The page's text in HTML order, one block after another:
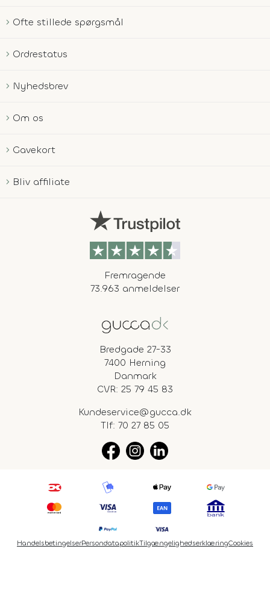
Ofte stillede spørgsmål
Ordrestatus
Nyhedsbrev
Om os
Gavekort
Bliv affiliate
Fremragende
73.963 anmeldelser
Bredgade 27-33
7400 Herning
Danmark
CVR: 25 79 45 83
Kundeservice@gucca.dk
Tlf: 70 27 85 05
HandelsbetingelserPersondatapolitikTilgængelighedserklæringCookies